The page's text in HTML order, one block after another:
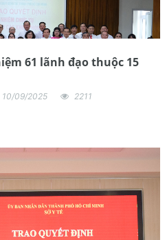
61 lãnh đạo thuộc 15
09/2025 2211